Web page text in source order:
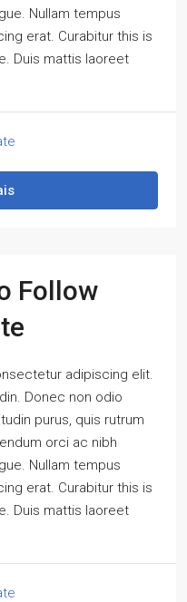
Nullam tempus
erat. Curabitur this is
Duis mattis laoreet
Follow
adipiscing elit.
Donec non odio
purus, quis rutrum
orci ac nibh
Nullam tempus
erat. Curabitur this is
Duis mattis laoreet